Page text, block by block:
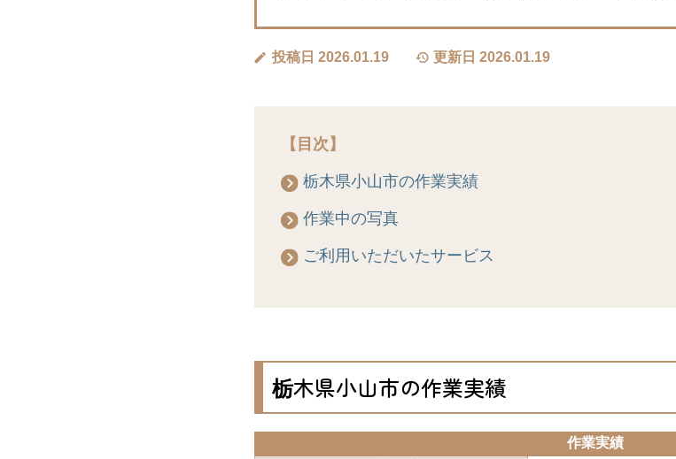
投稿日 2026.01.19 更新日 2026.01.19
【目次】
栃木県小山市の作業実績
作業中の写真
ご利用いただいたサービス
栃木県小山市の作業実績
作業実績